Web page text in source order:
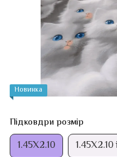
Новинка
Підковдри розмір
1.45Х2.10 1.45Х2.10